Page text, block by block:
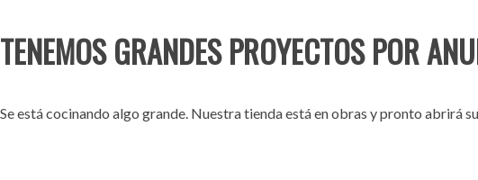
TENEMOS GRANDES PROYECTOS POR
Se está cocinando algo grande. Nuestra tienda está en obras y pronto abrirá